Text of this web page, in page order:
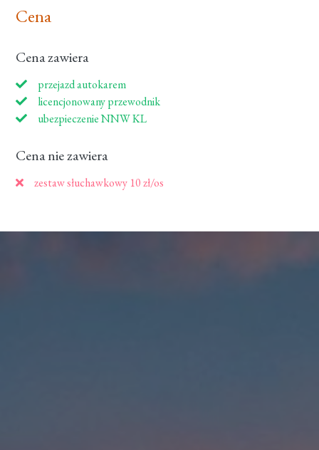
Cena
Cena zawiera
przejazd autokarem
licencjonowany przewodnik
ubezpieczenie NNW KL
Cena nie zawiera
zestaw słuchawkowy 10 zł/os